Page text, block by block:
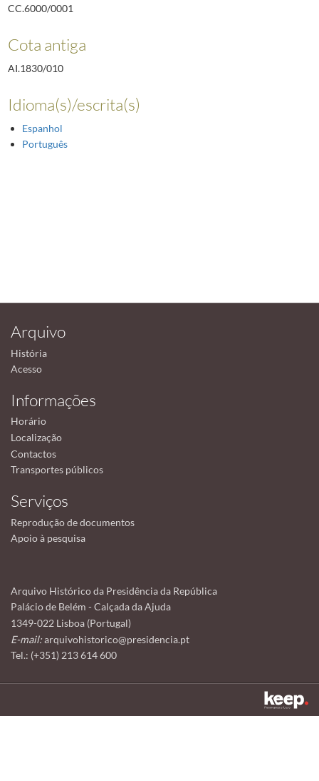
CC.6000/0001
Cota antiga
AI.1830/010
Idioma(s)/escrita(s)
Espanhol
Português
Arquivo
História
Acesso
Informações
Horário
Localização
Contactos
Transportes públicos
Serviços
Reprodução de documentos
Apoio à pesquisa
Arquivo Histórico da Presidência da República
Palácio de Belém - Calçada da Ajuda
1349-022 Lisboa (Portugal)
E-mail:arquivohistorico@presidencia.pt
Tel.: (+351) 213 614 600